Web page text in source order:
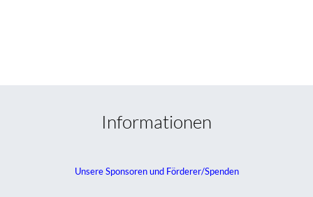
Informationen
Unsere Sponsoren und Förderer/Spenden